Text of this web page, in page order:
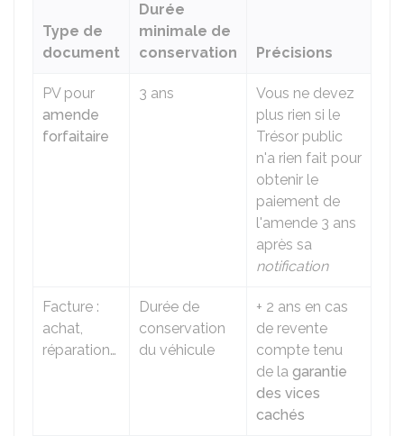
Type de
document
Durée
minimale de
conservation
Précisions
PV pour
amende
forfaitaire
3 ans
Vous ne devez
plus rien si le
Trésor public
n'a rien fait pour
obtenir le
paiement de
l'amende 3 ans
après sa
notification
Facture :
achat,
réparation…
Durée de
conservation
du véhicule
+ 2 ans en cas
de revente
compte tenu
de la garantie
des vices
cachés